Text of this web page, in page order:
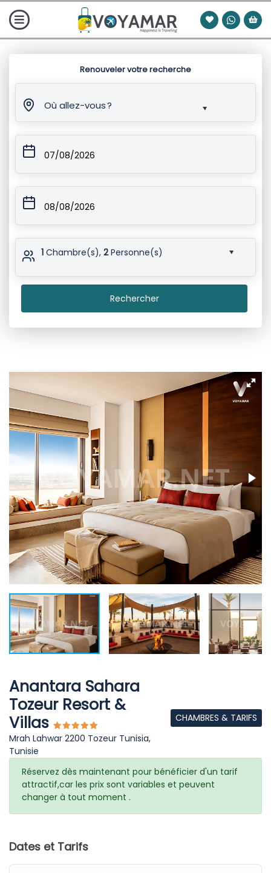
Renouveler votre recherche
Où allez-vous ?
07/08/2026
08/08/2026
1 Chambre(s),2Personne(s)
Rechercher
Anantara Sahara
Tozeur Resort &
Villas
Mrah Lahwar 2200 Tozeur Tunisia,
Tunisie
CHAMBRES & TARIFS
Réservez dès maintenant pour bénéficier d'un tarif
attractif,car les prix sont variables et peuvent
changer à tout moment .
Dates et Tarifs